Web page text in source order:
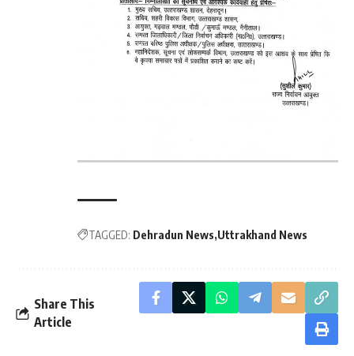
TAGGED: Dehradun News Uttrakhand News
Share This
Article